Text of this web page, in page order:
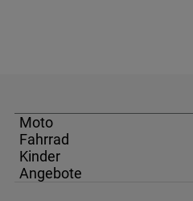
Moto
Fahrrad
Kinder
Angebote